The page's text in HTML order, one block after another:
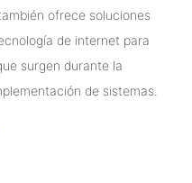
ofrece soluciones
de internet para
surgen durante la
de sistemas.